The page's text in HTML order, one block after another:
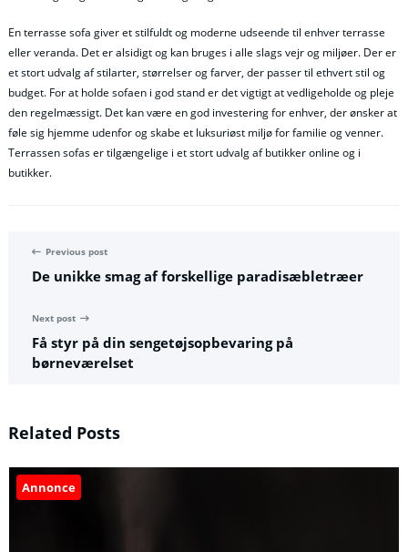
En terrasse sofa giver et stilfuldt og moderne udseende til enhver terrasse
eller veranda. Det er alsidigt og kan bruges i alle slags vejr og miljøer. Der er
et stort udvalg af stilarter, størrelser og farver, der passer til ethvert stil og
budget. For at holde sofaen i god stand er det vigtigt at vedligeholde og pleje
den regelmæssigt. Det kan være en god investering for enhver, der ønsker at
føle sig hjemme udenfor og skabe et luksuriøst miljø for familie og venner.
Terrassen sofas er tilgængelige i et stort udvalg af butikker online og i
butikker.
Previous post
De unikke smag af forskellige paradisæbletræer
Next post
Få styr på din sengetøjsopbevaring på
børneværelset
Related Posts
Annonce